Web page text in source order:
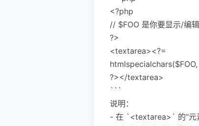
<?php
// $FOO 是你要显示/编
?>
<textarea><?=
?></textarea>
```
说明：
- 在 `<textarea>` 的“元